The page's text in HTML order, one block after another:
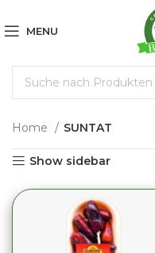
MENU
Home SUNTAT
Show sidebar